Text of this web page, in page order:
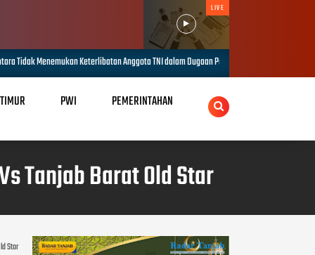
LIVE
TNI dalam Dugaan Penganiayaan di Telanaipura
PWI PEMERINTAHAN
Tanjab Barat Old Star
Star